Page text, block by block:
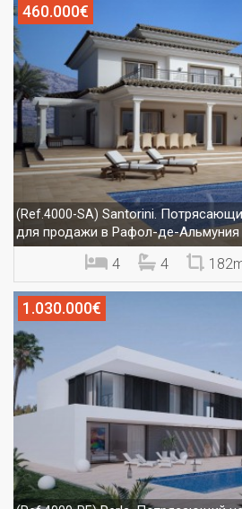
460.000€
(Ref.4000-SA) Santorini.
для продажи в Рафол-де-Альмуния
4 4
1.030.000€